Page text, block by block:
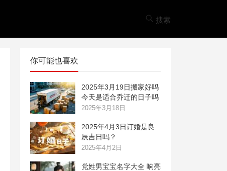
搜索
你可能也喜欢
2025年3月19日搬家好吗
今天是适合乔迁的日子吗
2025年3月18日
2025年4月3日订婚是良
辰吉日吗？
2025年4月2日
党姓男宝宝名字大全 响亮